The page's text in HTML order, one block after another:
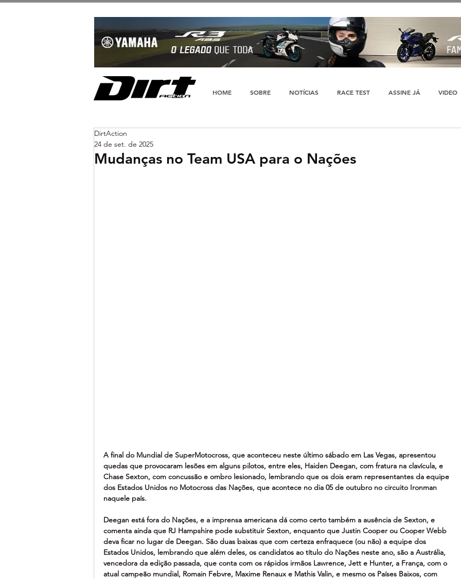
HOME SOBRE NOTÍCIAS RACE TEST ASSINE JÁ VIDEO
Mudanças no Team USA para o Nações
DirtAction
24 de set. de 2025
A final do Mundial de SuperMotocross, que aconteceu neste último sábado em Las Vegas, apresentou
quedas que provocaram lesões em alguns pilotos, entre eles, Haiden Deegan, com fratura na clavícula, e
Chase Sexton, com concussão e ombro lesionado, lembrando que os dois eram representantes da equipe
dos Estados Unidos no Motocross das Nações, que acontece no dia 05 de outubro no circuito Ironman
naquele país.
Deegan está fora do Nações, e a imprensa americana dá como certo também a ausência de Sexton, e
comenta ainda que RJ Hampshire pode substituir Sexton, enquanto que Justin Cooper ou Cooper Webb
deva ficar no lugar de Deegan. São duas baixas que com certeza enfraquece (ou não) a equipe dos
Estados Unidos, lembrando que além deles, os candidatos ao título do Nações neste ano, são a Austrália,
vencedora da edição passada, que conta com os rápidos irmãos Lawrence, Jett e Hunter, a França, com o
atual campeão mundial, Romain Febvre, Maxime Renaux e Mathis Valin, e mesmo os Países Baixos, com